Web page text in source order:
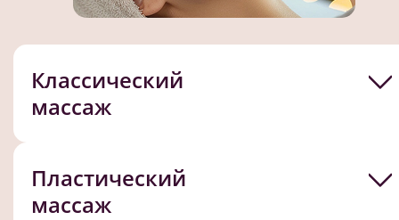
Классический
массаж
Пластический
массаж